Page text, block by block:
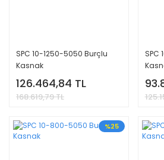
SPC 10-1250-5050 Burçlu
Kasnak
126.464,84 TL
168.619,79 TL
SPC
%25